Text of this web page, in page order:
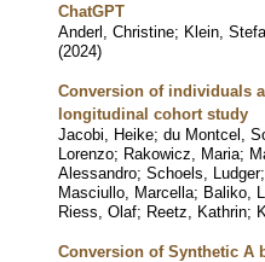
ChatGPT
Anderl, Christine; Klein,
(2024)
Conversion of individuals
longitudinal cohort study
Jacobi, Heike; du Montcel,
Lorenzo; Rakowicz, Maria;
Alessandro; Schoels, Ludger
Masciullo, Marcella; Baliko,
Riess, Olaf; Reetz, Kathrin;
Conversion of Synthetic A